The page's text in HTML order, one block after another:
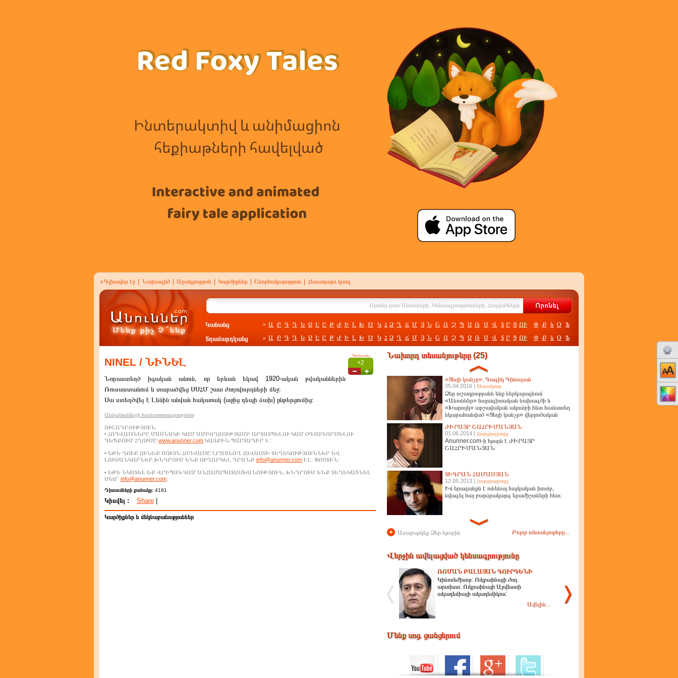
Գլխավոր էջ Նախագիծ Աջակցություն Կարծիքներ Շնորհակալություն Հետադարձ կապ
Կանանց » Ա Բ Գ Դ Ե Զ Է Ը Թ Ժ Ի Լ Խ Ծ Կ Հ Ձ Ղ Ճ Մ Յ Ն Շ Ո Չ Պ Ջ Ռ Ս Վ Տ Ր Ց ՈՒ Փ Ք և Օ Ֆ
Տղամարդկանց » Ա Բ Գ Դ Ե Զ Է Ը Թ Ժ Ի Լ Խ Ծ Կ Հ Ձ Ղ Ճ Մ Յ Ն Շ Ո Չ Պ Ջ Ռ Ս Վ Տ Ր Ց ՈՒ Փ Ք և Օ Ֆ
Գնահատել
+2
NINEL / ՆԻՆԵԼ
Նորաստեղծ իգական անուն, որ երևան եկավ 1920-ական թվականներին
Ռուսաստանում և տարածվեց ՍՍՀՄ շատ ժողովուրդների մեջ։
Սա ստեղծվել է Լենին անվան հակառակ (աջից դեպի ձախ) ընթերցումից։
Անվանումների համառոտագրությունը
ՈՒՇԱԴՐՈՒԹՅՈՒՆ
• ՀՈԴՎԱԾՆԵՐԸ ՄԱՍՆԱԿԻ ԿԱՄ ԱՄԲՈՂՋՈՒԹՅԱՄԲ ԱՐՏԱՏՊԵԼՈՒ ԿԱՄ ՕԳՏԱԳՈՐԾԵԼՈՒ
ԴԵՊՔՈՒՄ ՀՂՈՒՄԸ www.anunner.com ԿԱՅՔԻՆ ՊԱՐՏԱԴԻՐ Է :
• ԵԹԵ ԴՈՒՔ ՈՒՆԵՔ ՍՈՒՅՆ ՀՈԴՎԱԾԸ ԼՐԱՑՆՈՂ ՀԱՎԱՍՏԻ ՏԵՂԵԿՈՒԹՅՈՒՆՆԵՐ ԵՎ
ԼՈՒՍԱՆԿԱՐՆԵՐ,ԽՆԴՐՈՒՄ ԵՆՔ ՈՒՂԱՐԿԵԼ ԴՐԱՆՔ info@anunner.com ԷԼ. ՓՈՍՏԻՆ:
• ԵԹԵ ՆԿԱՏԵԼ ԵՔ ՎՐԻՊԱԿ ԿԱՄ ԱՆՀԱՄԱՊԱՏԱՍԽԱՆՈՒԹՅՈՒՆ, ԽՆԴՐՈՒՄ ԵՆՔ ՏԵՂԵԿԱՑՆԵԼ
ՄԵԶ` info@anunner.com:
Դիտումների քանակը: 4191
Կիսվել : Share
Կարծիքներ և մեկնաբանություններ
Նախորդ տեսանյութերը (25)
«Ցեղի կանչը». Գագիկ Գինոսյան
05.04.2016 | Տեսանյութ
Ձեր ուշադրությանն ենք ներկայացնում
«Անուններ» հայագիտական նախագծի և
«Խարույկ» արշավական ակումբի հետ համատեղ
նկարահանված «Ցեղի կանչը» վերլուծական
ԺԻՐԱՅՐ ՇԱՀՐԻՄԱՆՅԱՆ
01.06.2014 | Հարցազրույց
Anunner.com-ի հյուրն է ԺԻՐԱՅՐ
ՇԱՀՐԻՄԱՆՅԱՆ
ՏԻԳՐԱՆ ՀԱՄԱՍՅԱՆ
12.05.2013 | Հարցազրույց
Իմ երազանքն է ունենալ հայկական խումբ,
նվագել հայ բարձրակարգ երաժիշտների հետ:
+ Առաջարկեք Ձեր հյուրին Բոլոր տեսանյութերը...
Վերջին ավելացված կենսագրությունը
ՌՈՄԱՆ ԲԱԼԱՅԱՆ ԳՈՒՐԳԵՆԻ
Կինոռեժիսոր: Ուկրաինայի ժող.
արտիստ: Ուկրաինայի Արվեստի
ակադեմիայի ակադեմիկոս:
Ավելին...
Մենք սոց. ցանցերում